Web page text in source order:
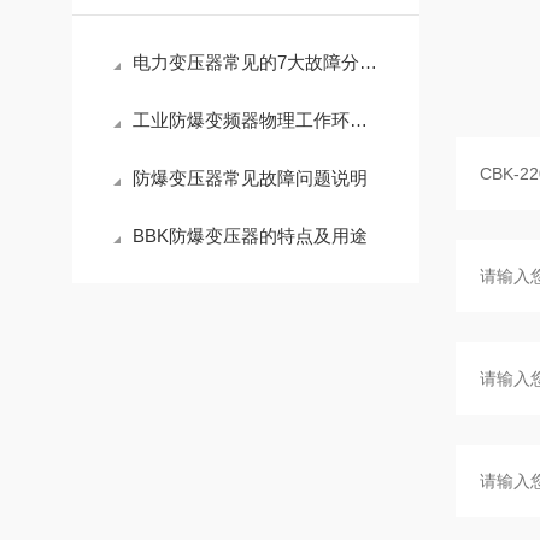
电力变压器常见的7大故障分析解读
工业防爆变频器物理工作环境说明
防爆变压器常见故障问题说明
BBK防爆变压器的特点及用途